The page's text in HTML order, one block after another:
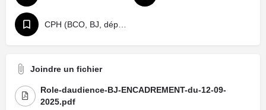
Joindre un fichier
Role-daudience-BJ-ENCADREMENT-du-12-09-
2025.pdf